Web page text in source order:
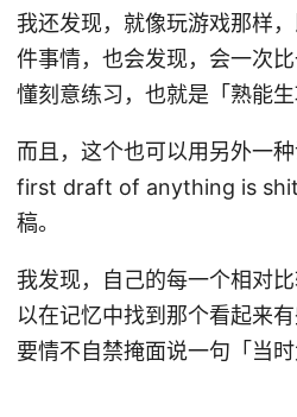
我还发现，就像玩游戏那样
件事情，也会发现，会一次
懂刻意练习，也就是「熟能生
而且，这个也可以用另外一
first draft of anything is shit
稿。
我发现，自己的每一个相对
以在记忆中找到那个看起来
要情不自禁掩面说一句「当时